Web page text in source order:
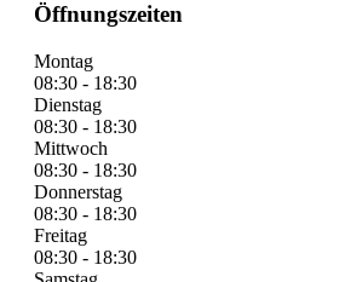
Öffnungszeiten
Montag
08:30 - 18:30
Dienstag
08:30 - 18:30
Mittwoch
08:30 - 18:30
Donnerstag
08:30 - 18:30
Freitag
08:30 - 18:30